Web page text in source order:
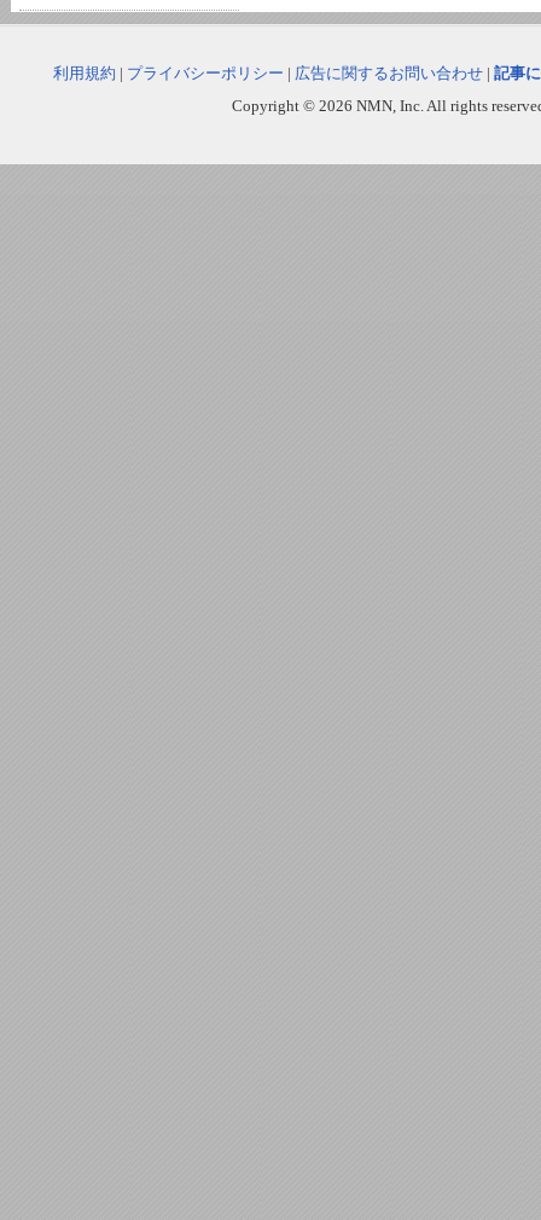
利用規約 | プライバシーポリシー | 広告に関するお問い合わせ | 記事
Copyright © 2026 NMN, Inc. All rights